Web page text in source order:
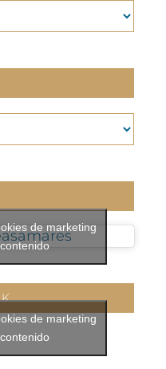
de marketing
de marketing